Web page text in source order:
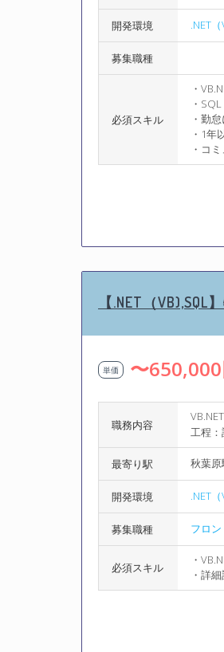
開発環境 .NET（
募集職種
必須スキル
・
・
・勤
・1年
・コ
【.NET（
単価 〜
職務内容
工程：
最寄り駅 秋葉原
開発環境 .NET（
募集職種 フロ
必須スキル
・
・詳